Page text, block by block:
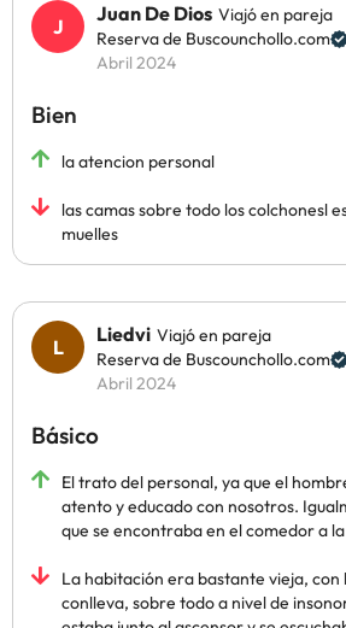
Juan De Dios Viajó en pareja
Reserva de Buscounchollo.com
Abril 2024
Bien
la atencion personal
las camas sobre todo los colchonesl
muelles
Liedvi Viajó en pareja
Reserva de Buscounchollo.com
Abril 2024
Básico
El trato del personal, ya que el
atento y educado con nosotros.
que se encontraba en el comedor a
La habitación era bastante vieja, con
conlleva, sobre todo a nivel de